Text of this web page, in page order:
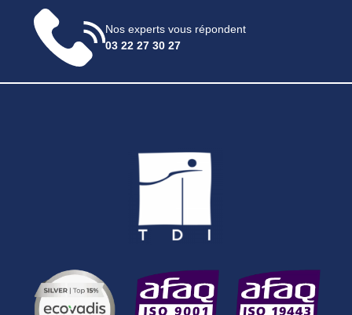
Nos experts vous répondent
03 22 27 30 27